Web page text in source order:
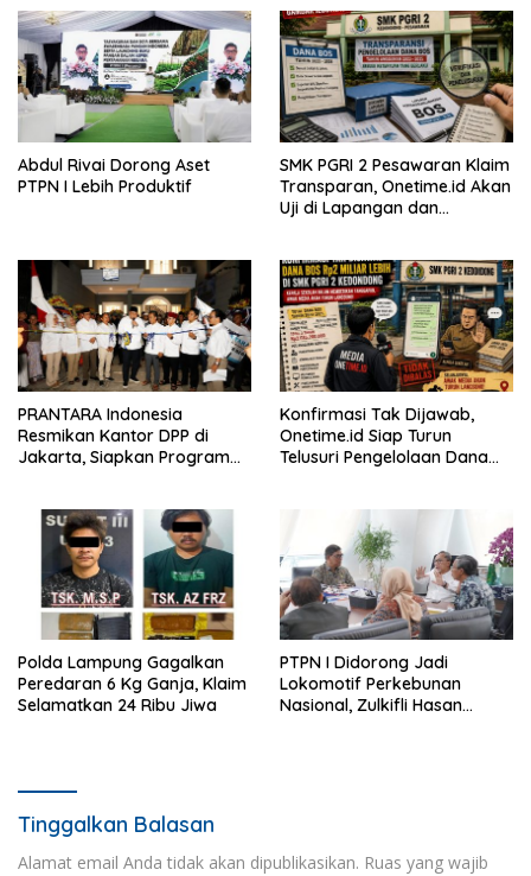
Abdul Rivai Dorong Aset
PTPN I Lebih Produktif
SMK PGRI 2 Pesawaran Klaim
Transparan, Onetime.id Akan
Uji di Lapangan dan
PRANTARA Indonesia
Resmikan Kantor DPP di
Jakarta, Siapkan Program
Konfirmasi Tak Dijawab,
Onetime.id Siap Turun
Telusuri Pengelolaan Dana
Polda Lampung Gagalkan
Peredaran 6 Kg Ganja, Klaim
Selamatkan 24 Ribu Jiwa
PTPN I Didorong Jadi
Lokomotif Perkebunan
Nasional, Zulkifli Hasan
Tinggalkan Balasan
Alamat email Anda tidak akan dipublikasikan. Ruas yang wajib